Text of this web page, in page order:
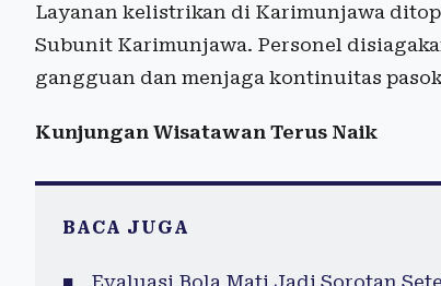
Layanan kelistrikan di Karimunjawa
Subunit Karimunjawa. Personel
gangguan dan menjaga kontinuitas
Kunjungan Wisatawan Terus Naik
BACA JUGA